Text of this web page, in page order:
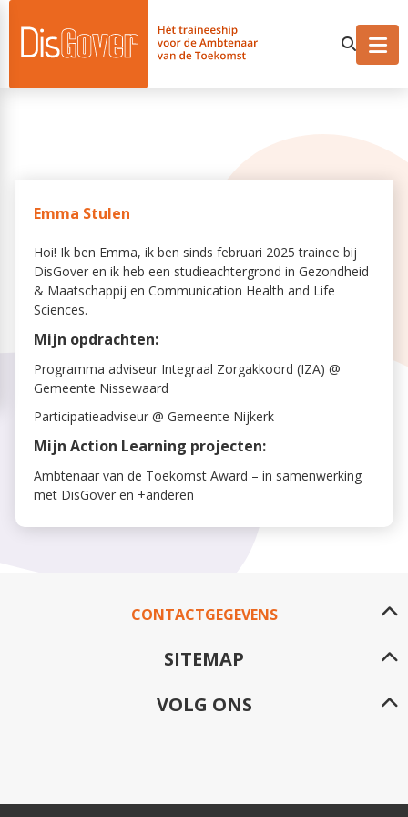
Emma Stulen
Hoi! Ik ben Emma, ik ben sinds februari 2025 trainee bij
DisGover en ik heb een studieachtergrond in Gezondheid
& Maatschappij en Communication Health and Life
Sciences.
Mijn opdrachten:
Programma adviseur Integraal Zorgakkoord (IZA) @
Gemeente Nissewaard
Participatieadviseur @ Gemeente Nijkerk
Mijn Action Learning projecten:
Ambtenaar van de Toekomst Award – in samenwerking
met DisGover en +anderen
CONTACTGEGEVENS
SITEMAP
VOLG ONS